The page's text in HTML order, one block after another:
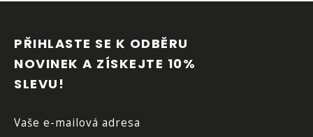
PŘIHLASTE SE K ODBĚRU
NOVINEK A ZÍSKEJTE 10%
SLEVU!